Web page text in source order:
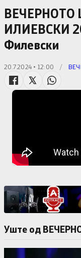
ВЕЧЕРНОТО
ИЛИЕВСКИ
Филевски
20.7.2024 • 12:00 /
Уште од